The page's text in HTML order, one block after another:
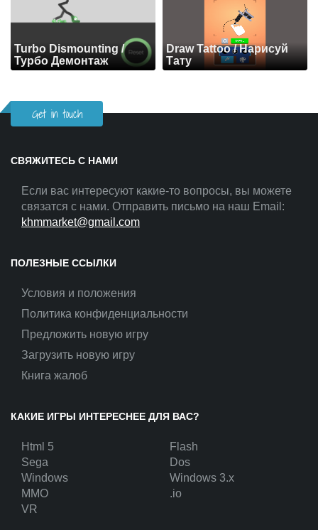
Turbo Dismounting /
Турбо Демонтаж
Draw Tattoo / Нарисуй
Тату
Get in touch
СВЯЖИТЕСЬ С НАМИ
Если вас интересуют какие-то вопросы, вы можете
связатся с нами. Отправить письмо на наш Email:
khmmarket@gmail.com
ПОЛЕЗНЫЕ ССЫЛКИ
Условия и положения
Политика конфиденциальности
Предложить новую игру
Загрузить новую игру
Книга жалоб
КАКИЕ ИГРЫ ИНТЕРЕСНЕЕ ДЛЯ ВАС?
Html 5
Flash
Sega
Dos
Windows
Windows 3.x
MMO
.io
VR